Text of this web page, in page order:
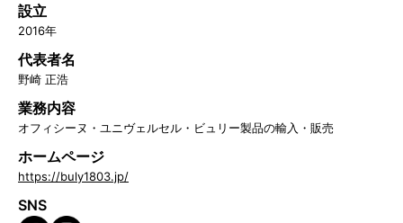
設立
2016年
代表者名
野崎 正浩
業務内容
オフィシーヌ・ユニヴェルセル・ビュリー製品の輸入・販売
ホームページ
https://buly1803.jp/
SNS